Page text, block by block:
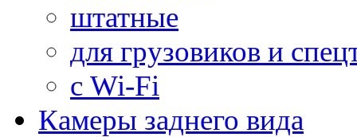
штатные
для грузовиков и
с Wi-Fi
Камеры заднего вида